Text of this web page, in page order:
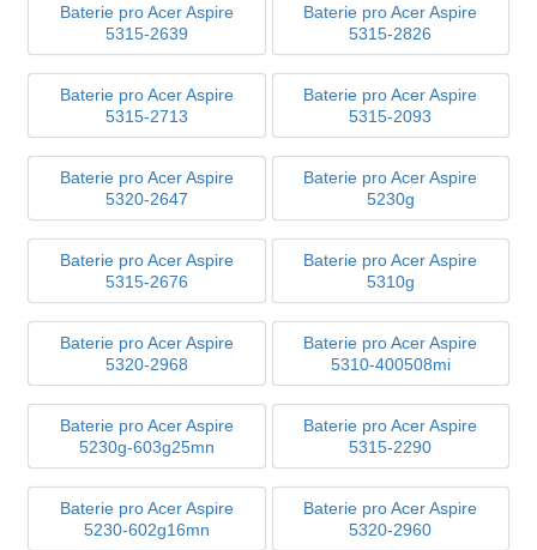
Baterie pro Acer Aspire
5315-2639
Baterie pro Acer Aspire
5315-2826
Baterie pro Acer Aspire
5315-2713
Baterie pro Acer Aspire
5315-2093
Baterie pro Acer Aspire
5320-2647
Baterie pro Acer Aspire
5230g
Baterie pro Acer Aspire
5315-2676
Baterie pro Acer Aspire
5310g
Baterie pro Acer Aspire
5320-2968
Baterie pro Acer Aspire
5310-400508mi
Baterie pro Acer Aspire
5230g-603g25mn
Baterie pro Acer Aspire
5315-2290
Baterie pro Acer Aspire
5230-602g16mn
Baterie pro Acer Aspire
5320-2960